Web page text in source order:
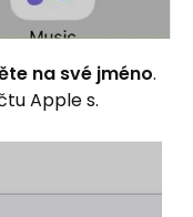
na své jméno.
Apple s.